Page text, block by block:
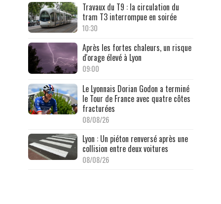
Travaux du T9 : la circulation du
tram T3 interrompue en soirée
10:30
Après les fortes chaleurs, un risque
d'orage élevé à Lyon
09:00
Le Lyonnais Dorian Godon a terminé
le Tour de France avec quatre côtes
fracturées
08/08/26
Lyon : Un piéton renversé après une
collision entre deux voitures
08/08/26